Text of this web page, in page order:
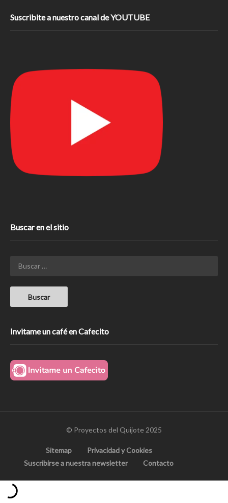
Suscribite a nuestro canal de YOUTUBE
Buscar en el sitio
Invitame un café en Cafecito
© Proyectos del Quijote 2025
Sitemap
Privacidad y Cookies
Suscribirse a nuestra newsletter
Contacto